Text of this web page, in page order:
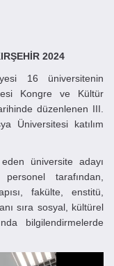
2024
16 üniversitenin
Kongre ve Kültür
düzenlenen III.
Üniversitesi katılım
üniversite adayı
tarafından,
fakülte, enstitü,
sıra sosyal, kültürel
bilgilendirmelerde